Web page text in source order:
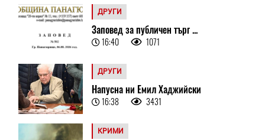
ДРУГИ
Заповед за публичен търг ...
16:40 1071
ДРУГИ
Напусна ни Емил Хаджийски
16:38 3431
КРИМИ